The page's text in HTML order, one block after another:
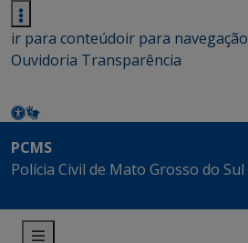
ir para conteúdoir para navegação
Ouvidoria Transparência
PCMS
Polícia Civil de Mato Grosso do Sul